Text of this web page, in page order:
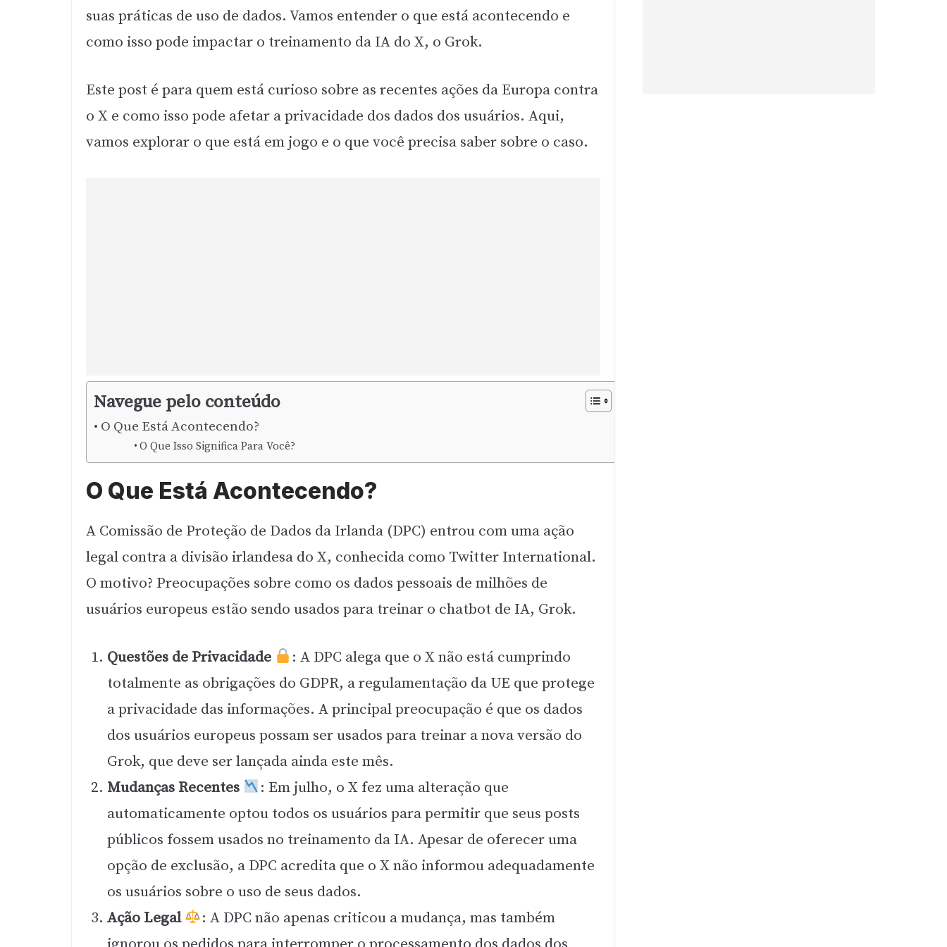
suas práticas de uso de dados. Vamos entender o que está acontecendo e
como isso pode impactar o treinamento da IA do X, o Grok.
Este post é para quem está curioso sobre as recentes ações da Europa contra
o X e como isso pode afetar a privacidade dos dados dos usuários. Aqui,
vamos explorar o que está em jogo e o que você precisa saber sobre o caso.
Navegue pelo conteúdo
O Que Está Acontecendo?
O Que Isso Significa Para Você?
O Que Está Acontecendo?
A Comissão de Proteção de Dados da Irlanda (DPC) entrou com uma ação
legal contra a divisão irlandesa do X, conhecida como Twitter International.
O motivo? Preocupações sobre como os dados pessoais de milhões de
usuários europeus estão sendo usados para treinar o chatbot de IA, Grok.
Questões de Privacidade
: A DPC alega que o X não está cumprindo
totalmente as obrigações do GDPR, a regulamentação da UE que protege
a privacidade das informações. A principal preocupação é que os dados
dos usuários europeus possam ser usados para treinar a nova versão do
Grok, que deve ser lançada ainda este mês.
Mudanças Recentes
: Em julho, o X fez uma alteração que
automaticamente optou todos os usuários para permitir que seus posts
públicos fossem usados no treinamento da IA. Apesar de oferecer uma
opção de exclusão, a DPC acredita que o X não informou adequadamente
os usuários sobre o uso de seus dados.
Ação Legal
: A DPC não apenas criticou a mudança, mas também